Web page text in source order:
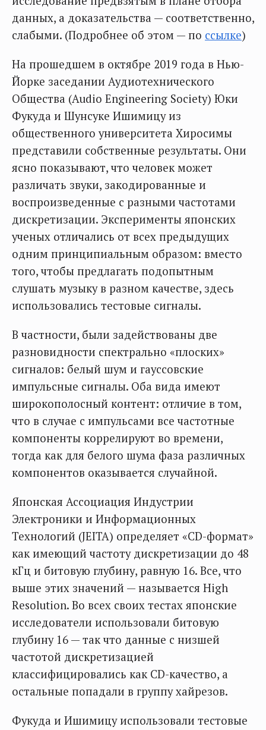
данных, а доказательства — соответственно,
слабыми. (Подробнее об этом — по ссылке)
На прошедшем в октябре 2019 года в Нью-
Йорке заседании Аудиотехнического
Общества (Audio Engineering Society) Юки
Фукуда и Шунсуке Ишимицу из
общественного университета Хиросимы
представили собственные результаты. Они
ясно показывают, что человек может
различать звуки, закодированные и
воспроизведенные с разными частотами
дискретизации. Эксперименты японских
ученых отличались от всех предыдущих
одним принципиальным образом: вместо
того, чтобы предлагать подопытным
слушать музыку в разном качестве, здесь
использовались тестовые сигналы.
В частности, были задействованы две
разновидности спектрально «плоских»
сигналов: белый шум и гауссовские
импульсные сигналы. Оба вида имеют
широкополосный контент: отличие в том,
что в случае с импульсами все частотные
компоненты коррелируют во времени,
тогда как для белого шума фаза различных
компонентов оказывается случайной.
Японская Ассоциация Индустрии
Электроники и Информационных
Технологий (JEITA) определяет «CD-формат»
как имеющий частоту дискретизации до 48
кГц и битовую глубину, равную 16. Все, что
выше этих значений — называется High
Resolution. Во всех своих тестах японские
исследователи использовали битовую
глубину 16 — так что данные с низшей
частотой дискретизацией
классифицировались как CD-качество, а
остальные попадали в группу хайрезов.
Фукуда и Ишимицу использовали тестовые